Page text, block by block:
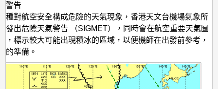
警告
種對航空安全構成危險的天氣現象，香港天文台機場氣象所
發出危險天氣警告 （SIGMET），同時會在航空重要天氣圖
，標示較大可能出現積冰的區域，以便機師在出發前參考，
的準備。